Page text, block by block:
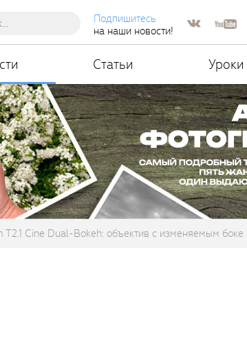
Подпишитесь
на наши новости!
Статьи Уроки
T2.1 Cine Dual-Bokeh: объектив с изменяемым боке